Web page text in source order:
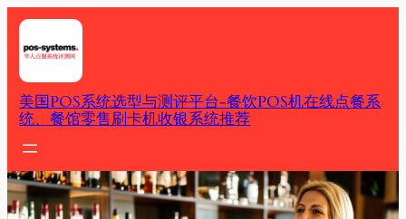
Skip
content
美国POS系统选型与测评平台-餐饮POS机在线点餐系
统、餐馆零售刷卡机收银系统推荐